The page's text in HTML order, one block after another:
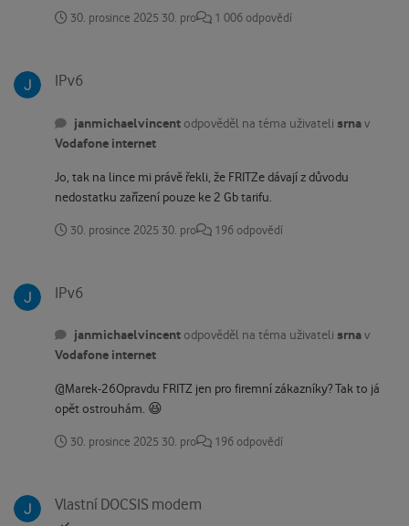
30. prosince 2025 30. pro 1 006 odpovědí
IPv6
janmichaelvincent odpověděl na téma uživatelisrnav
Vodafone internet
Jo, tak na lince mi právě řekli, že FRITZe dávají z důvodu
nedostatku zařízení pouze ke 2 Gb tarifu.
30. prosince 2025 30. pro 196 odpovědí
IPv6
janmichaelvincent odpověděl na téma uživatelisrnav
Vodafone internet
@Marek-26Opravdu FRITZ jen pro firemní zákazníky? Tak to já
opět ostrouhám. 😆
30. prosince 2025 30. pro 196 odpovědí
Vlastní DOCSIS modem